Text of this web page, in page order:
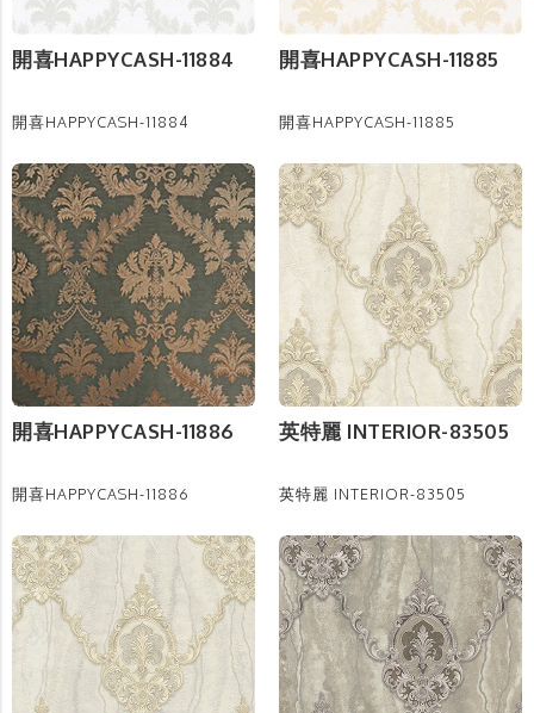
開喜HAPPYCASH-11884
開喜HAPPYCASH-11884
開喜HAPPYCASH-11885
開喜HAPPYCASH-11885
開喜HAPPYCASH-11886
開喜HAPPYCASH-11886
英特麗 INTERIOR-83505
英特麗 INTERIOR-83505